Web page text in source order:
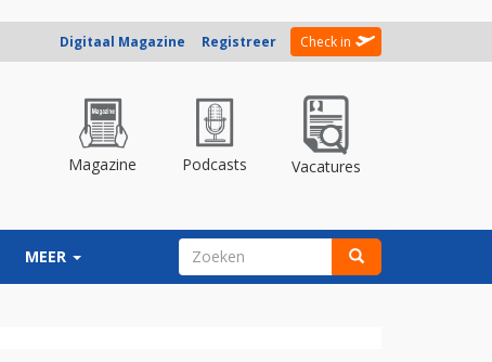
Digitaal Magazine Registreer Check in
Magazine Podcasts Vacatures
MEER ZOEKVELD